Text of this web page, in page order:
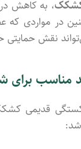
، به کاهش
در مواردی که
نقش حمایتی
مناسب
قدیمی